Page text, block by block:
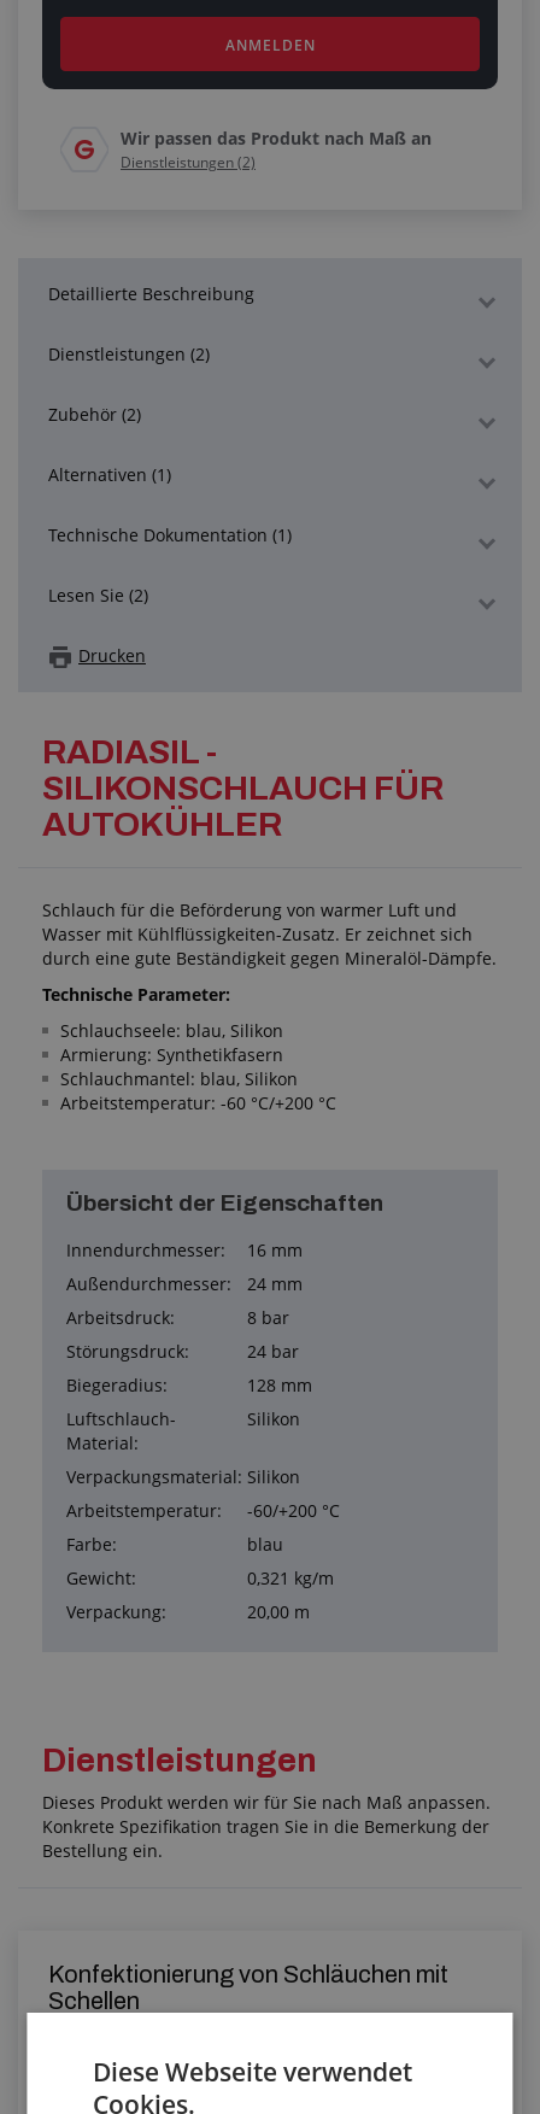
ANMELDEN
Wir passen das Produkt nach Maß an
Dienstleistungen (2)
Detaillierte Beschreibung
Dienstleistungen (2)
Zubehör (2)
Alternativen (1)
Technische Dokumentation (1)
Lesen Sie (2)
Drucken
RADIASIL -
SILIKONSCHLAUCH FÜR
AUTOKÜHLER
Schlauch für die Beförderung von warmer Luft und
Wasser mit Kühlflüssigkeiten-Zusatz. Er zeichnet sich
durch eine gute Beständigkeit gegen Mineralöl-Dämpfe.
Technische Parameter:
Schlauchseele: blau, Silikon
Armierung: Synthetikfasern
Schlauchmantel: blau, Silikon
Arbeitstemperatur: -60 °C/+200 °C
Übersicht der Eigenschaften
Innendurchmesser:
16 mm
Außendurchmesser:
24 mm
Arbeitsdruck:
8 bar
Störungsdruck:
24 bar
Biegeradius:
128 mm
Luftschlauch-
Material:
Silikon
Verpackungsmaterial: Silikon
Arbeitstemperatur:
-60/+200 °C
Farbe:
blau
Gewicht:
0,321 kg/m
Verpackung:
20,00 m
Dienstleistungen
Dieses Produkt werden wir für Sie nach Maß anpassen.
Konkrete Spezifikation tragen Sie in die Bemerkung der
Bestellung ein.
Konfektionierung von Schläuchen mit
Schellen
Diese Webseite verwendet
Cookies.